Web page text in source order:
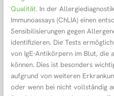
Qualität. In der
Immunoassays (ChLIA) einen
Sensibilisierungen gegen
identifizieren. Die Tests
von IgE-Antikörpern im Blut, die
können. Dies ist besonders
aufgrund von weiteren
oder wenn bei nicht vollständig